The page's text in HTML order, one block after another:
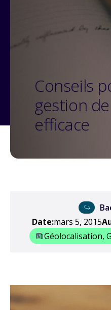
Conseils
gestion
efficace
Date:mars 5, 2015
Géolocalisation,